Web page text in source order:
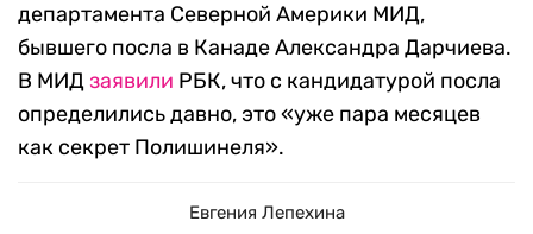
департамента Северной Америки МИД,
бывшего посла в Канаде Александра Дарчиева.
В МИДзаявили РБК, что с кандидатурой посла
определились давно, это «уже пара месяцев
как секрет Полишинеля».
Евгения Лепехина